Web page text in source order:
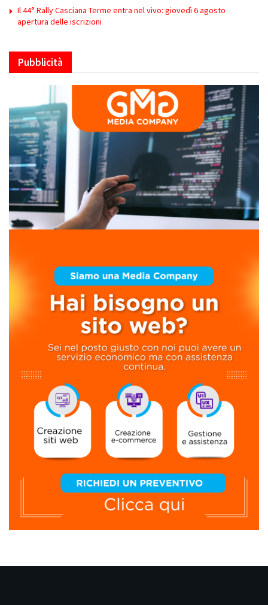
Il 44° Rally Casciana Terme entra nel vivo: giovedì 6 agosto
apertura delle iscrizioni
Pubblicità